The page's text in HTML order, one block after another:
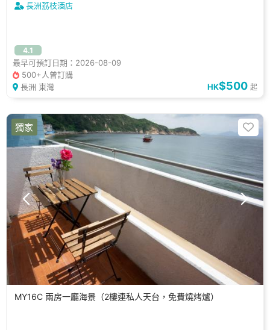
長洲荔枝酒店
4.1
最早可預訂日期：2026-08-09
500+人曾訂購
長洲 東灣
HK$500 起
MY16C 兩房一廳海景（2樓連私人天台，免費燒烤爐）
獨家